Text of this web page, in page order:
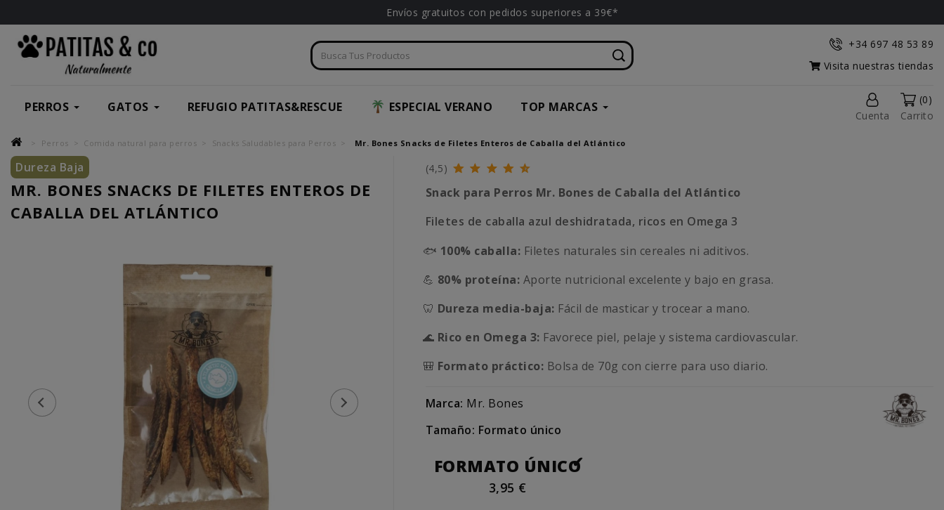
Envíos gratuitos con pedidos superiores a 39€*
+34 697 48 53 89
Visita nuestras tiendas
PERROS GATOS REFUGIO PATITAS&RESCUE ESPECIAL VERANO TOP MARCAS
Cuenta
(0)
Carrito
Perros Comida natural para perros Snacks Saludables para Perros Mr. Bones Snacks de Filetes Enteros de Caballa del Atlántico
Dureza Baja
MR. BONES SNACKS DE FILETES ENTEROS DE
CABALLA DEL ATLÁNTICO
(4,5)
Snack para Perros Mr. Bones de Caballa del Atlántico
Filetes de caballa azul deshidratada, ricos en Omega 3
🐟 100% caballa: Filetes naturales sin cereales ni aditivos.
💪 80% proteína: Aporte nutricional excelente y bajo en grasa.
🦷 Dureza media-baja: Fácil de masticar y trocear a mano.
🌊 Rico en Omega 3: Favorece piel, pelaje y sistema cardiovascular.
🎒 Formato práctico: Bolsa de 70g con cierre para uso diario.
Marca: Mr. Bones
Tamaño: Formato único
FORMATO ÚNICO
3,95 €